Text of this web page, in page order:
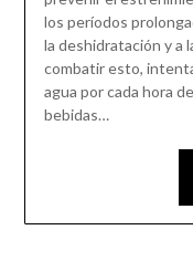
los períodos
la deshidratación y a
combatir esto,
agua por cada hora
bebidas…